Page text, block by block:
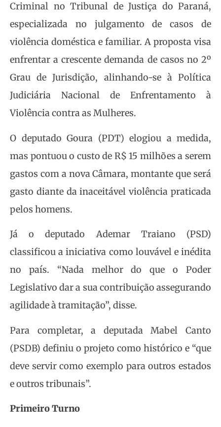
Criminal no Tribunal de Justiça do Paraná,
especializada no julgamento de casos de
violência doméstica e familiar. A proposta visa
enfrentar a crescente demanda de casos no 2º
Grau de Jurisdição, alinhando-se à Política
Judiciária Nacional de Enfrentamento à
Violência contra as Mulheres.
O deputado Goura (PDT) elogiou a medida,
mas pontuou o custo de R$ 15 milhões a serem
gastos com a nova Câmara, montante que será
gasto diante da inaceitável violência praticada
pelos homens.
Já o deputado Ademar Traiano (PSD)
classificou a iniciativa como louvável e inédita
no país. “Nada melhor do que o Poder
Legislativo dar a sua contribuição assegurando
agilidade à tramitação”, disse.
Para completar, a deputada Mabel Canto
(PSDB) definiu o projeto como histórico e “que
deve servir como exemplo para outros estados
e outros tribunais”.
Primeiro Turno